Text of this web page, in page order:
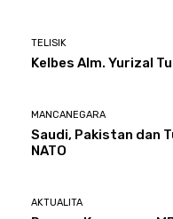
TELISIK
Kelbes Alm. Yurizal
MANCANEGARA
Saudi, Pakistan dan
NATO
AKTUALITA